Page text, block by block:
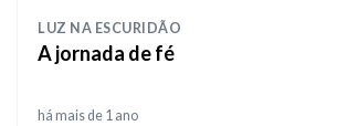
LUZ NA ESCURIDÃO
A jornada de fé
há mais de 1 ano